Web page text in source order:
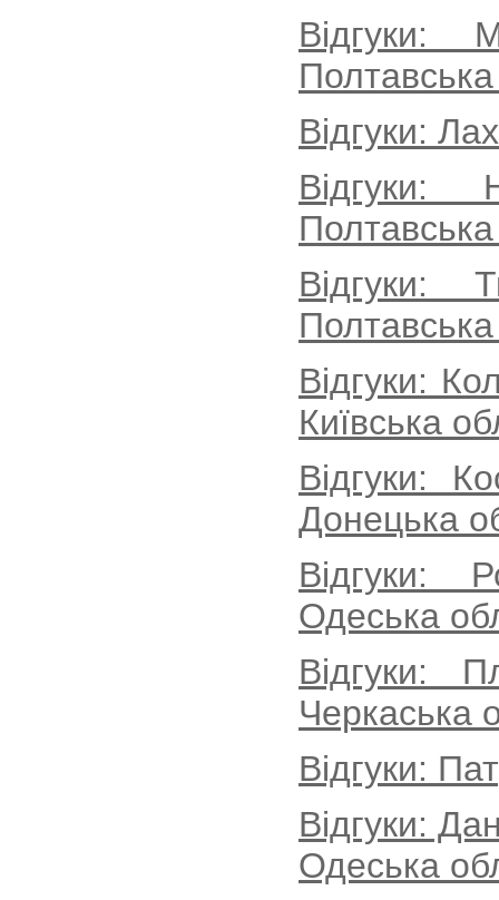
Відгуки:
Відгуки:
Відгуки:
Відгуки:
Київська
Відгуки:
Донецька
Відгуки:
Одеська
Відгуки:
Черкаська
Відгуки:
Відгуки:
Одеська